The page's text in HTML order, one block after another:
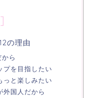
]
の理由
ら
プを目指したい
っと楽しみたい
外国人だから